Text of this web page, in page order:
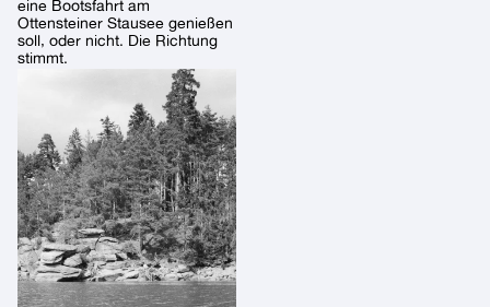
eine Bootsfahrt am
Ottensteiner Stausee genießen
soll, oder nicht. Die Richtung
stimmt.